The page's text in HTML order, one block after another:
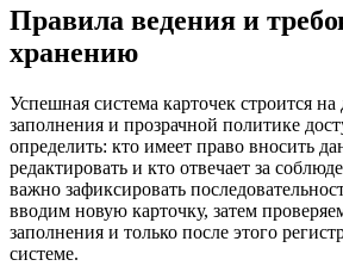
Правила ведения и
хранению
Успешная система карточек строится
заполнения и прозрачной политике
определить: кто имеет право вносить
редактировать и кто отвечает за
важно зафиксировать
вводим новую карточку, затем
заполнения и только после этого
системе.